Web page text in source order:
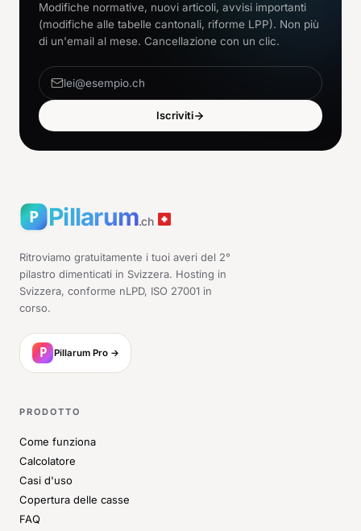
Modifiche normative, nuovi articoli, avvisi importanti
(modifiche alle tabelle cantonali, riforme LPP). Non più
di un'email al mese. Cancellazione con un clic.
Iscriviti
Pillarum.ch
Ritroviamo gratuitamente i tuoi averi del 2°
pilastro dimenticati in Svizzera. Hosting in
Svizzera, conforme nLPD, ISO 27001 in
corso.
Pillarum Pro →
PRODOTTO
Come funziona
Calcolatore
Casi d'uso
Copertura delle casse
FAQ